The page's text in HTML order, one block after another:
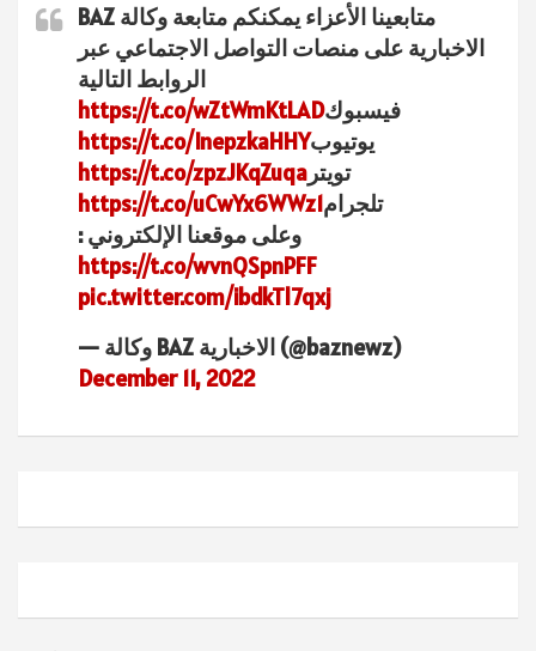
متابعينا الأعزاء يمكنكم متابعة وكالة BAZ
الاخبارية على منصات التواصل الاجتماعي عبر
الروابط التالية
فيسبوكhttps://t.co/wZtWmKtLAD
يوتيوبhttps://t.co/InepzkaHHY
تويتر https://t.co/zpzJKqZuqa
تلجرامhttps://t.co/uCwYx6WWz1
وعلى موقعنا الإلكتروني :
https://t.co/wvnQSpnPFF
pic.twitter.com/ibdkTl7qxj
— وكالة BAZ الاخبارية (@baznewz)
December 11, 2022